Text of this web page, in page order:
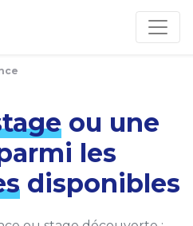
ou une
les
disponibles